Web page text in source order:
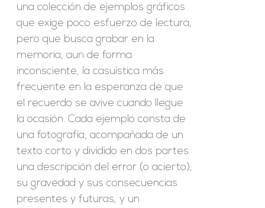
una colección de ejemplos gráficos
que exige poco esfuerzo de lectura,
pero que busca grabar en la
memoria, aun de forma
inconsciente, la casuística más
frecuente en la esperanza de que
el recuerdo se avive cuando llegue
la ocasión. Cada ejemplo consta de
una fotografía, acompañada de un
texto corto y dividido en dos partes:
una descripción del error (o acierto),
su gravedad y sus consecuencias
presentes y futuras, y un